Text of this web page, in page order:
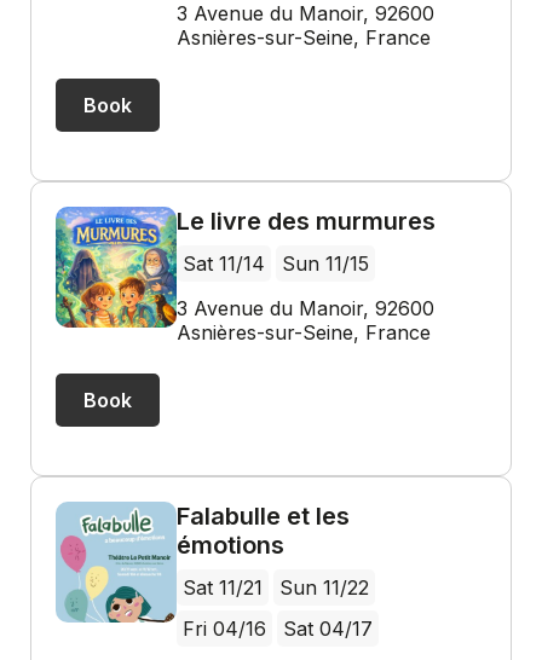
3 Avenue du Manoir, 92600
Asnières-sur-Seine, France
Book
Le livre des murmures
Sat 11/14
Sun 11/15
3 Avenue du Manoir, 92600
Asnières-sur-Seine, France
Book
Falabulle et les
émotions
Sat 11/21
Sun 11/22
Fri 04/16
Sat 04/17